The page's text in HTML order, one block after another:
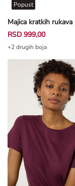
Popust
RSD 999,00
+2 drugih boja